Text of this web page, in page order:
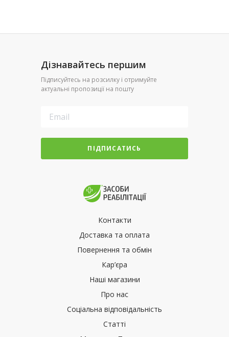
Дізнавайтесь першим
Підписуйтесь на розсилку і отримуйте
актуальні пропозиції на пошту
ПІДПИСАТИСЬ
Контакти
Доставка та оплата
Повернення та обмін
Кар’єра
Наші магазини
Про нас
Соціальна відповідальність
Статті